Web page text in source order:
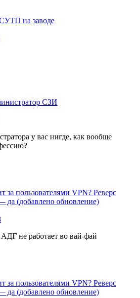
на заводе
СЗИ
у вас нигде, как вообще
за пользователями VPN? Реверс
(добавлено обновление)
не работает во вай-фай
за пользователями VPN? Реверс
(добавлено обновление)